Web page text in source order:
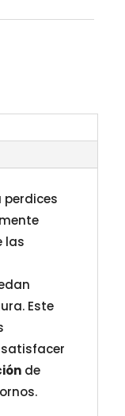
las
Este
de